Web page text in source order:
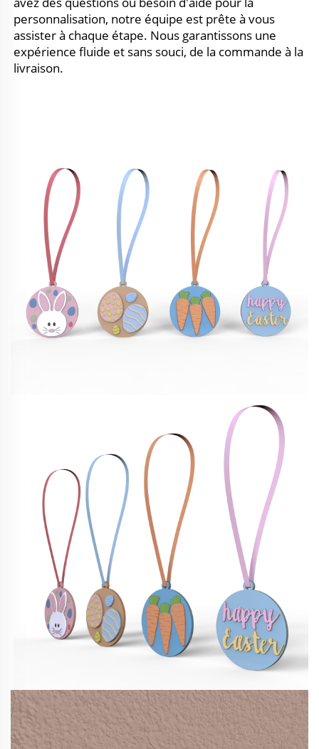
personnalisation, notre équipe est prête à vous
assister à chaque étape. Nous garantissons une
expérience fluide et sans souci, de la commande à la
livraison.